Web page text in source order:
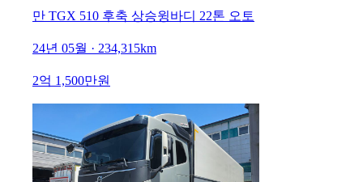
만 TGX 510 후축 상승윙바디 22톤 오토
24년 05월 · 234,315km
2억 1,500만원